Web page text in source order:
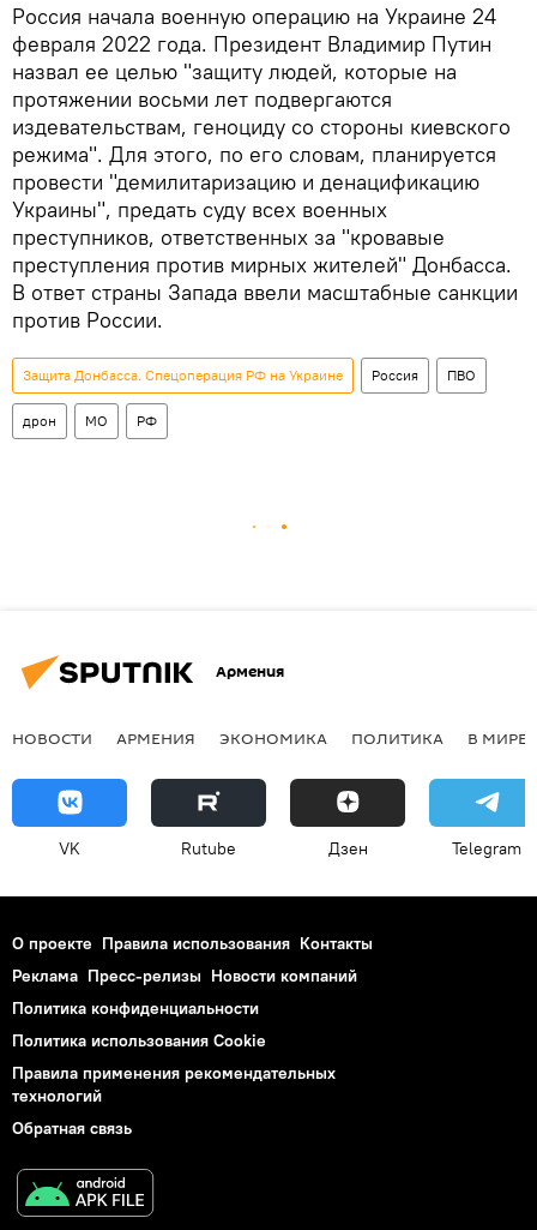
Россия начала военную операцию на Украине 24
февраля 2022 года. Президент Владимир Путин
назвал ее целью "защиту людей, которые на
протяжении восьми лет подвергаются
издевательствам, геноциду со стороны киевского
режима". Для этого, по его словам, планируется
провести "демилитаризацию и денацификацию
Украины", предать суду всех военных
преступников, ответственных за "кровавые
преступления против мирных жителей" Донбасса.
В ответ страны Запада ввели масштабные санкции
против России.
Защита Донбасса. Спецоперация РФ на Украине Россия ПВО
дрон МО РФ
Армения
НОВОСТИ АРМЕНИЯ ЭКОНОМИКА ПОЛИТИКА В МИРЕ
VK Rutube Дзен Telegram
О проекте Правила использования Контакты
Реклама Пресс-релизы Новости компаний
Политика конфиденциальности
Политика использования Cookie
Правила применения рекомендательных
технологий
Обратная связь